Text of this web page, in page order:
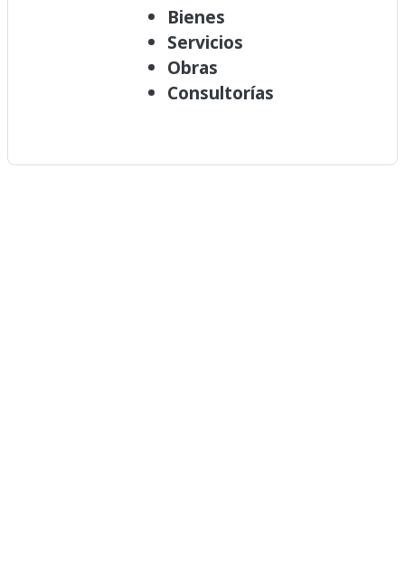
Bienes
Servicios
Obras
Consultorías